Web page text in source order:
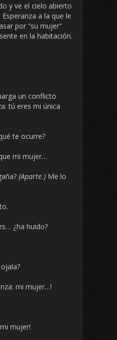
y ve el cielo abierto
a la que le
por “su mujer”
en la habitación.
un conflicto
tú eres mi única
te ocurre?
mi mujer…
(Aparte.) Me lo
¿ha huido?
mi mujer…!
mujer!